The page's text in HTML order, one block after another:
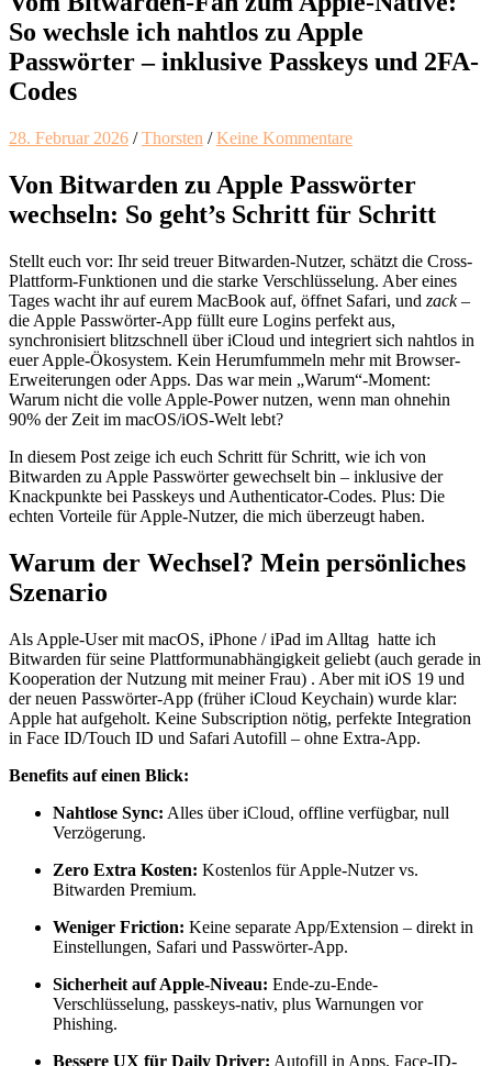
So wechsle ich nahtlos zu Apple
Passwörter – inklusive Passkeys und 2FA-
Codes
28. Februar 2026 /Thorsten /Keine Kommentare
Von Bitwarden zu Apple Passwörter
wechseln: So geht’s Schritt für Schritt
Stellt euch vor: Ihr seid treuer Bitwarden-Nutzer, schätzt die Cross-
Plattform-Funktionen und die starke Verschlüsselung. Aber eines
Tages wacht ihr auf eurem MacBook auf, öffnet Safari, und zack–
die Apple Passwörter-App füllt eure Logins perfekt aus,
synchronisiert blitzschnell über iCloud und integriert sich nahtlos in
euer Apple-Ökosystem. Kein Herumfummeln mehr mit Browser-
Erweiterungen oder Apps. Das war mein „Warum“-Moment:
Warum nicht die volle Apple-Power nutzen, wenn man ohnehin
90% der Zeit im macOS/iOS-Welt lebt?
In diesem Post zeige ich euch Schritt für Schritt, wie ich von
Bitwarden zu Apple Passwörter gewechselt bin – inklusive der
Knackpunkte bei Passkeys und Authenticator-Codes. Plus: Die
echten Vorteile für Apple-Nutzer, die mich überzeugt haben.
Warum der Wechsel? Mein persönliches
Szenario
Als Apple-User mit macOS, iPhone / iPad im Alltag hatte ich
Bitwarden für seine Plattformunabhängigkeit geliebt (auch gerade in
Kooperation der Nutzung mit meiner Frau) . Aber mit iOS 19 und
der neuen Passwörter-App (früher iCloud Keychain) wurde klar:
Apple hat aufgeholt. Keine Subscription nötig, perfekte Integration
in Face ID/Touch ID und Safari Autofill – ohne Extra-App.
Benefits auf einen Blick:
Nahtlose Sync: Alles über iCloud, offline verfügbar, null
Verzögerung.
Zero Extra Kosten: Kostenlos für Apple-Nutzer vs.
Bitwarden Premium.
Weniger Friction: Keine separate App/Extension – direkt in
Einstellungen, Safari und Passwörter-App.
Sicherheit auf Apple-Niveau: Ende-zu-Ende-
Verschlüsselung, passkeys-nativ, plus Warnungen vor
Phishing.
Bessere UX für Daily Driver: Autofill in Apps, Face-ID-